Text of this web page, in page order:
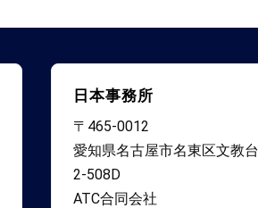
日本事務所
〒465-0012
愛知県名古屋市名東区文教台
2-508D
ATC合同会社